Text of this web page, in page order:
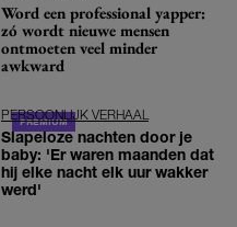
Word een professional yapper:
zó wordt nieuwe mensen
ontmoeten veel minder
awkward
PERSOONLIJK VERHAAL
Slapeloze nachten door je
baby: 'Er waren maanden dat
hij elke nacht elk uur wakker
werd'